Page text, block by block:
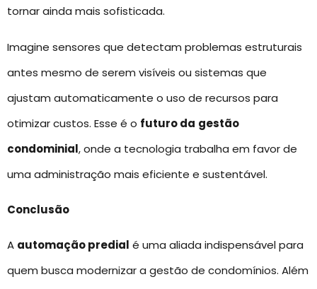
tornar ainda mais sofisticada.
Imagine sensores que detectam problemas estruturais
antes mesmo de serem visíveis ou sistemas que
ajustam automaticamente o uso de recursos para
otimizar custos. Esse é o futuro da gestão
condominial, onde a tecnologia trabalha em favor de
uma administração mais eficiente e sustentável.
Conclusão
A automação predial é uma aliada indispensável para
quem busca modernizar a gestão de condomínios. Além